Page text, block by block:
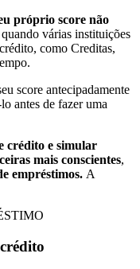
próprio score não
várias instituições
como Creditas,
score antecipadamente
antes de fazer uma
crédito e simular
mais conscientes,
empréstimos. A